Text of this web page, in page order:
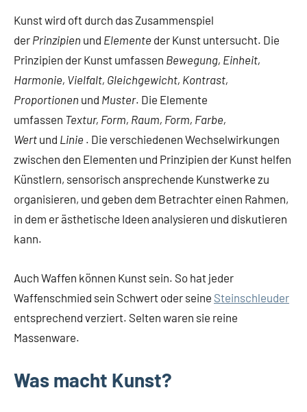
Kunst wird oft durch das Zusammenspiel
der Prinzipien und Elemente der Kunst untersucht. Die
Prinzipien der Kunst umfassen Bewegung, Einheit,
Harmonie, Vielfalt, Gleichgewicht, Kontrast,
Proportionen und Muster. Die Elemente
umfassen Textur, Form, Raum, Form, Farbe,
Wert und Linie . Die verschiedenen Wechselwirkungen
zwischen den Elementen und Prinzipien der Kunst helfen
Künstlern, sensorisch ansprechende Kunstwerke zu
organisieren, und geben dem Betrachter einen Rahmen,
in dem er ästhetische Ideen analysieren und diskutieren
kann.
Auch Waffen können Kunst sein. So hat jeder
Waffenschmied sein Schwert oder seine Steinschleuder
entsprechend verziert. Selten waren sie reine
Massenware.
Was macht Kunst?